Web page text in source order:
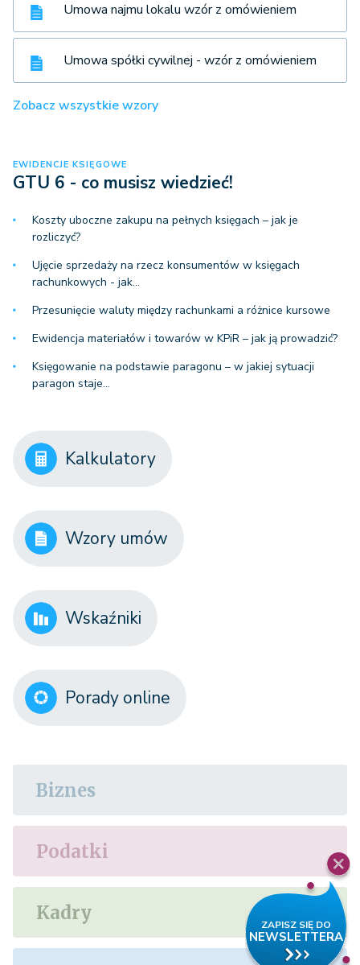
Umowa najmu lokalu wzór z omówieniem
Umowa spółki cywilnej - wzór z omówieniem
Zobacz wszystkie wzory
EWIDENCJE KSIĘGOWE
GTU 6 - co musisz wiedzieć!
Koszty uboczne zakupu na pełnych księgach – jak je
rozliczyć?
Ujęcie sprzedaży na rzecz konsumentów w księgach
rachunkowych - jak…
Przesunięcie waluty między rachunkami a różnice kursowe
Ewidencja materiałów i towarów w KPiR – jak ją prowadzić?
Księgowanie na podstawie paragonu – w jakiej sytuacji
paragon staje…
Kalkulatory
Wzory umów
Wskaźniki
Porady online
Biznes
Podatki
Kadry